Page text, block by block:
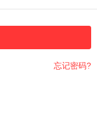
忘记密码?